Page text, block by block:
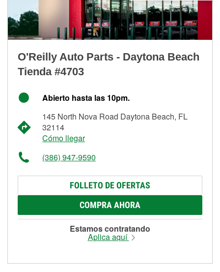
O'Reilly Auto Parts - Daytona Beach
Tienda #4703
Abierto hasta las 10pm.
145 North Nova Road Daytona Beach, FL
32114
Cómo llegar
(386) 947-9590
FOLLETO DE OFERTAS
COMPRA AHORA
Estamos contratando
Aplica aquí